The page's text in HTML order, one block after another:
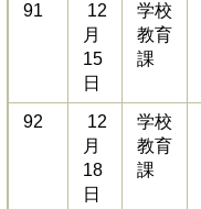
91
12
月
15
日
学校
教育
課
92
12
月
18
日
学校
教育
課